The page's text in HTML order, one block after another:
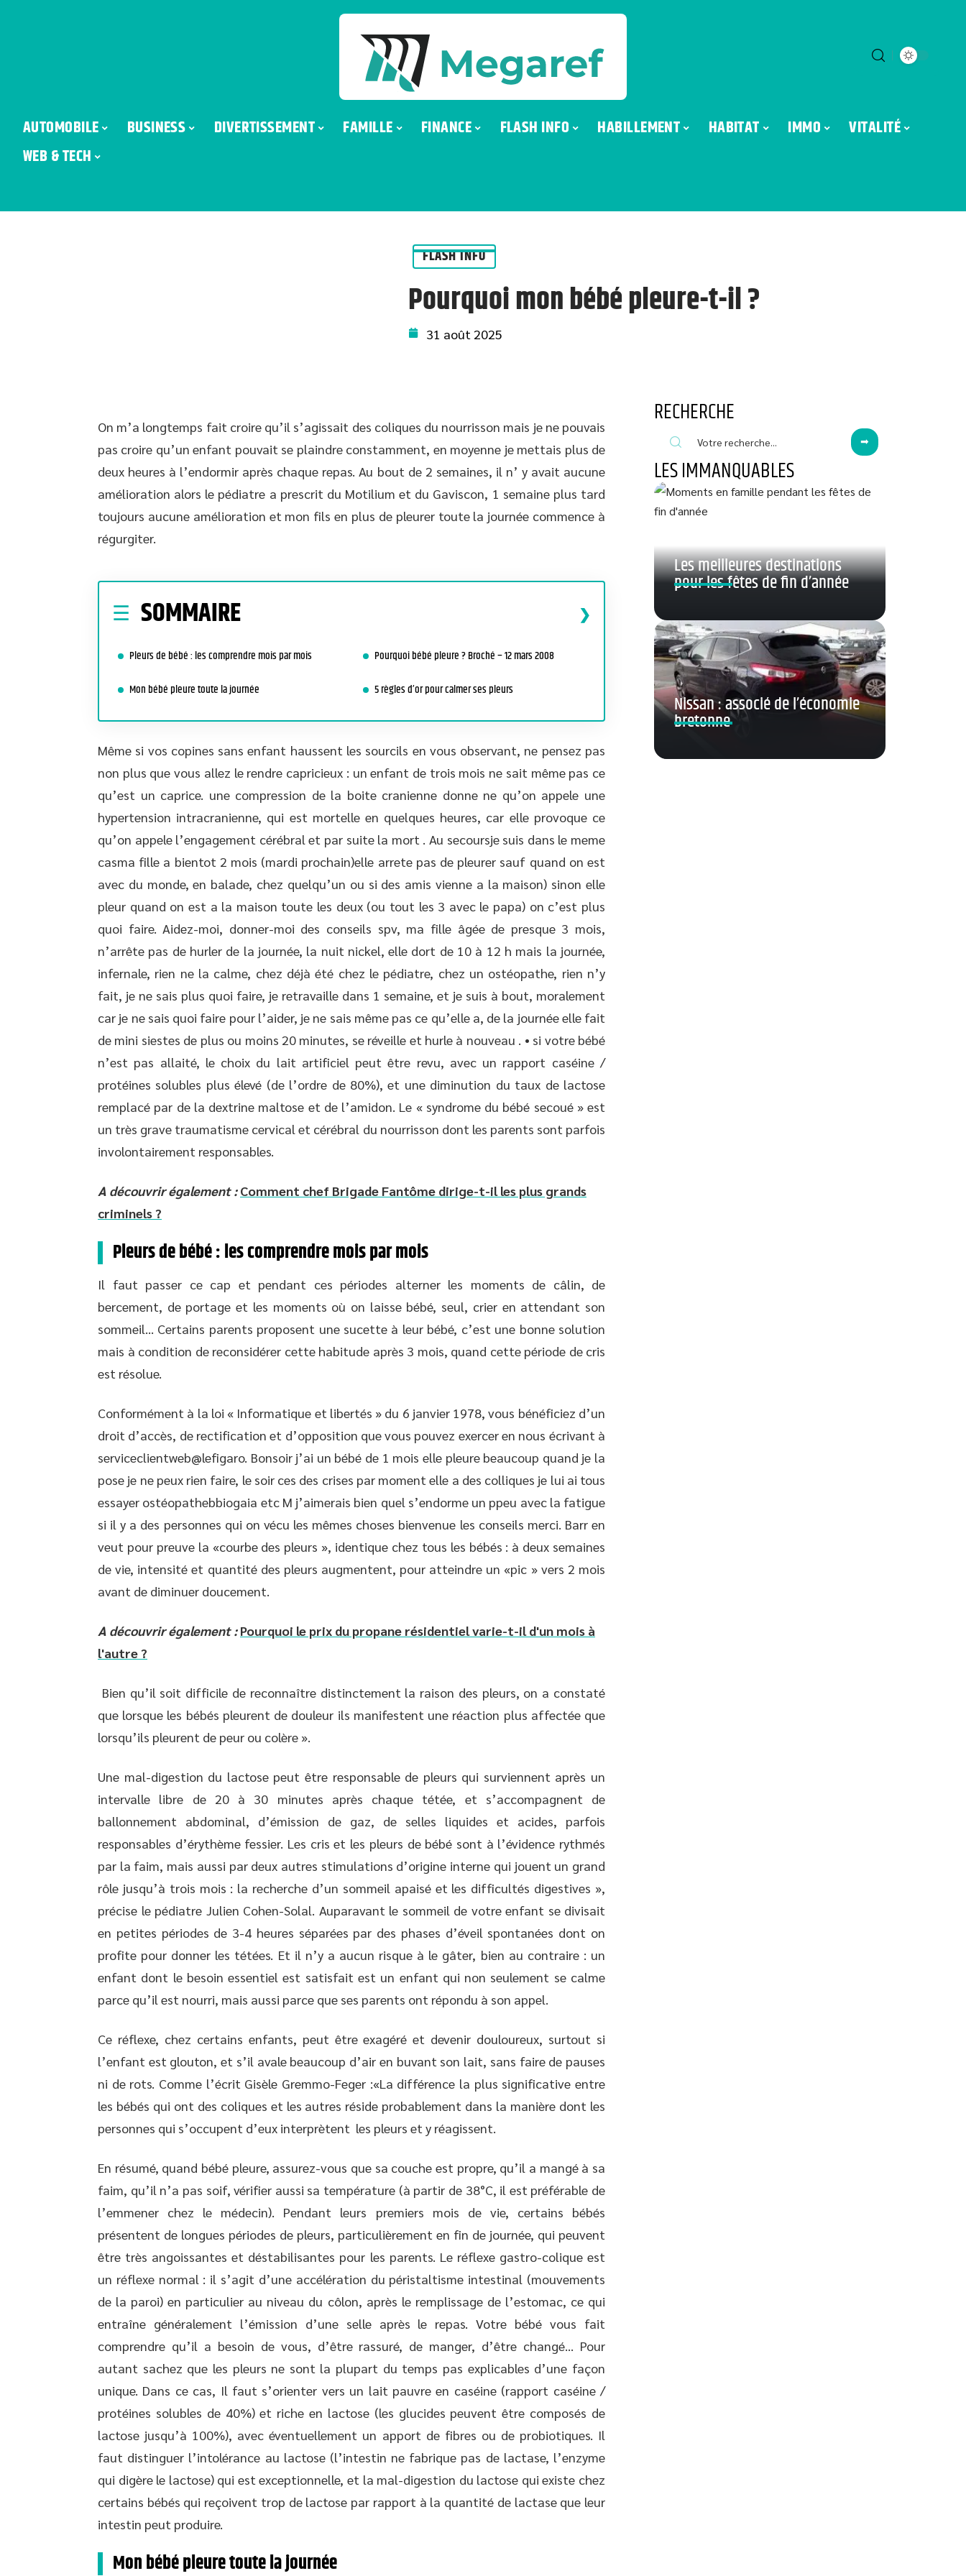
AUTOMOBILE BUSINESS DIVERTISSEMENT FAMILLE FINANCE FLASH INFO HABILLEMENT HABITAT IMMO
VITALITÉ
WEB & TECH
FLASH INFO
Pourquoi mon bébé pleure-t-il ?
31 août 2025
On m’a longtemps fait croire qu’il s’agissait des coliques du nourrisson mais je ne pouvais
pas croire qu’un enfant pouvait se plaindre constamment, en moyenne je mettais plus de
deux heures à l’endormir après chaque repas. Au bout de 2 semaines, il n’ y avait aucune
amélioration alors le pédiatre a prescrit du Motilium et du Gaviscon, 1 semaine plus tard
toujours aucune amélioration et mon fils en plus de pleurer toute la journée commence à
régurgiter.
SOMMAIRE
Pleurs de bébé : les comprendre mois par mois
Mon bébé pleure toute la journée
Pourquoi bébé pleure ? Broché – 12 mars 2008
5 règles d’or pour calmer ses pleurs
Même si vos copines sans enfant haussent les sourcils en vous observant, ne pensez pas
non plus que vous allez le rendre capricieux : un enfant de trois mois ne sait même pas ce
qu’est un caprice. une compression de la boite cranienne donne ne qu’on appele une
hypertension intracranienne, qui est mortelle en quelques heures, car elle provoque ce
qu’on appele l’engagement cérébral et par suite la mort . Au secoursje suis dans le meme
casma fille a bientot 2 mois (mardi prochain)elle arrete pas de pleurer sauf quand on est
avec du monde, en balade, chez quelqu’un ou si des amis vienne a la maison) sinon elle
pleur quand on est a la maison toute les deux (ou tout les 3 avec le papa) on c’est plus
quoi faire. Aidez-moi, donner-moi des conseils spv, ma fille âgée de presque 3 mois,
n’arrête pas de hurler de la journée, la nuit nickel, elle dort de 10 à 12 h mais la journée,
infernale, rien ne la calme, chez déjà été chez le pédiatre, chez un ostéopathe, rien n’y
fait, je ne sais plus quoi faire, je retravaille dans 1 semaine, et je suis à bout, moralement
car je ne sais quoi faire pour l’aider, je ne sais même pas ce qu’elle a, de la journée elle fait
de mini siestes de plus ou moins 20 minutes, se réveille et hurle à nouveau . • si votre bébé
n’est pas allaité, le choix du lait artificiel peut être revu, avec un rapport caséine /
protéines solubles plus élevé (de l’ordre de 80%), et une diminution du taux de lactose
remplacé par de la dextrine maltose et de l’amidon. Le « syndrome du bébé secoué » est
un très grave traumatisme cervical et cérébral du nourrisson dont les parents sont parfois
involontairement responsables.
A découvrir également : Comment chef Brigade Fantôme dirige-t-il les plus grands
criminels ?
Pleurs de bébé : les comprendre mois par mois
Il faut passer ce cap et pendant ces périodes alterner les moments de câlin, de
bercement, de portage et les moments où on laisse bébé, seul, crier en attendant son
sommeil… Certains parents proposent une sucette à leur bébé, c’est une bonne solution
mais à condition de reconsidérer cette habitude après 3 mois, quand cette période de cris
est résolue.
Conformément à la loi « Informatique et libertés » du 6 janvier 1978, vous bénéficiez d’un
droit d’accès, de rectification et d’opposition que vous pouvez exercer en nous écrivant à
serviceclientweb@lefigaro. Bonsoir j’ai un bébé de 1 mois elle pleure beaucoup quand je la
pose je ne peux rien faire, le soir ces des crises par moment elle a des colliques je lui ai tous
essayer ostéopathebbiogaia etc M j’aimerais bien quel s’endorme un ppeu avec la fatigue
si il y a des personnes qui on vécu les mêmes choses bienvenue les conseils merci. Barr en
veut pour preuve la «courbe des pleurs », identique chez tous les bébés : à deux semaines
de vie, intensité et quantité des pleurs augmentent, pour atteindre un «pic » vers 2 mois
avant de diminuer doucement.
A découvrir également : Pourquoi le prix du propane résidentiel varie-t-il d'un mois à
l'autre ?
Bien qu’il soit difficile de reconnaître distinctement la raison des pleurs, on a constaté
que lorsque les bébés pleurent de douleur ils manifestent une réaction plus affectée que
lorsqu’ils pleurent de peur ou colère ».
Une mal-digestion du lactose peut être responsable de pleurs qui surviennent après un
intervalle libre de 20 à 30 minutes après chaque tétée, et s’accompagnent de
ballonnement abdominal, d’émission de gaz, de selles liquides et acides, parfois
responsables d’érythème fessier. Les cris et les pleurs de bébé sont à l’évidence rythmés
par la faim, mais aussi par deux autres stimulations d’origine interne qui jouent un grand
rôle jusqu’à trois mois : la recherche d’un sommeil apaisé et les difficultés digestives »,
précise le pédiatre Julien Cohen-Solal. Auparavant le sommeil de votre enfant se divisait
en petites périodes de 3-4 heures séparées par des phases d’éveil spontanées dont on
profite pour donner les tétées. Et il n’y a aucun risque à le gâter, bien au contraire : un
enfant dont le besoin essentiel est satisfait est un enfant qui non seulement se calme
parce qu’il est nourri, mais aussi parce que ses parents ont répondu à son appel.
Ce réflexe, chez certains enfants, peut être exagéré et devenir douloureux, surtout si
l’enfant est glouton, et s’il avale beaucoup d’air en buvant son lait, sans faire de pauses
ni de rots. Comme l’écrit Gisèle Gremmo-Feger :«La différence la plus significative entre
les bébés qui ont des coliques et les autres réside probablement dans la manière dont les
personnes qui s’occupent d’eux interprètent les pleurs et y réagissent.
En résumé, quand bébé pleure, assurez-vous que sa couche est propre, qu’il a mangé à sa
faim, qu’il n’a pas soif, vérifier aussi sa température (à partir de 38°C, il est préférable de
l’emmener chez le médecin). Pendant leurs premiers mois de vie, certains bébés
présentent de longues périodes de pleurs, particulièrement en fin de journée, qui peuvent
être très angoissantes et déstabilisantes pour les parents. Le réflexe gastro-colique est
un réflexe normal : il s’agit d’une accélération du péristaltisme intestinal (mouvements
de la paroi) en particulier au niveau du côlon, après le remplissage de l’estomac, ce qui
entraîne généralement l’émission d’une selle après le repas. Votre bébé vous fait
comprendre qu’il a besoin de vous, d’être rassuré, de manger, d’être changé… Pour
autant sachez que les pleurs ne sont la plupart du temps pas explicables d’une façon
unique. Dans ce cas, Il faut s’orienter vers un lait pauvre en caséine (rapport caséine /
protéines solubles de 40%) et riche en lactose (les glucides peuvent être composés de
lactose jusqu’à 100%), avec éventuellement un apport de fibres ou de probiotiques. Il
faut distinguer l’intolérance au lactose (l’intestin ne fabrique pas de lactase, l’enzyme
qui digère le lactose) qui est exceptionnelle, et la mal-digestion du lactose qui existe chez
certains bébés qui reçoivent trop de lactose par rapport à la quantité de lactase que leur
intestin peut produire.
Mon bébé pleure toute la journée
RECHERCHE
LES IMMANQUABLES
Les meilleures destinations
pour les fêtes de fin d’année
Nissan : associé de l’économie
bretonne